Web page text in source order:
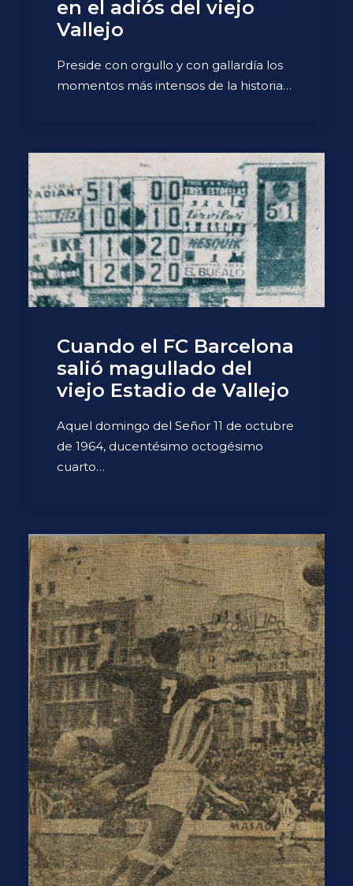
en el adiós del viejo
Vallejo
Preside con orgullo y con gallardía los
momentos más intensos de la historia…
Cuando el FC Barcelona
salió magullado del
viejo Estadio de Vallejo
Aquel domingo del Señor 11 de octubre
de 1964, ducentésimo octogésimo
cuarto…